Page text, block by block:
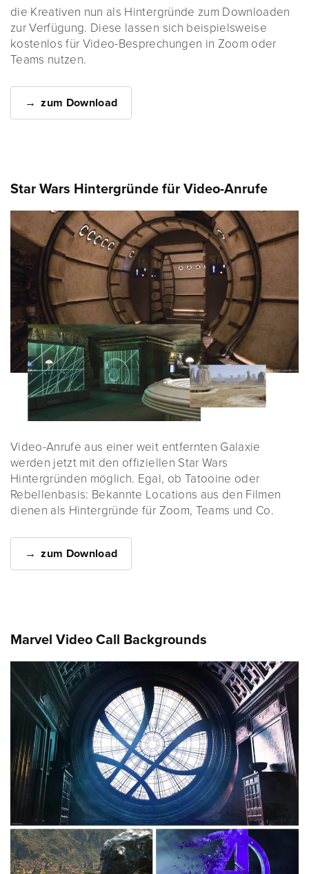
die Kreativen nun als Hintergründe zum Downloaden
zur Verfügung. Diese lassen sich beispielsweise
kostenlos für Video-Besprechungen in Zoom oder
Teams nutzen.
zum Download
Star Wars Hintergründe für Video-Anrufe
Video-Anrufe aus einer weit entfernten Galaxie
werden jetzt mit den offiziellen Star Wars
Hintergründen möglich. Egal, ob Tatooine oder
Rebellenbasis: Bekannte Locations aus den Filmen
dienen als Hintergründe für Zoom, Teams und Co.
zum Download
Marvel Video Call Backgrounds